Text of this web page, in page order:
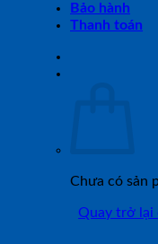
Bảo hành
Thanh toán
Chưa có sản
Quay trở lại